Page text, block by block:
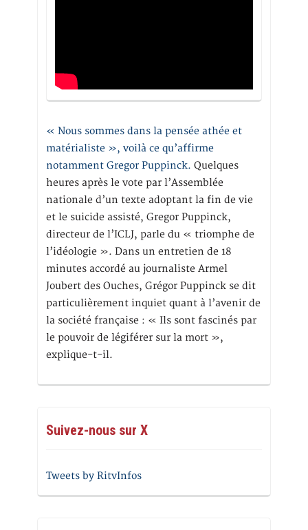
« Nous sommes dans la pensée athée et
matérialiste », voilà ce qu’affirme
notamment Gregor Puppinck. Quelques
heures après le vote par l’Assemblée
nationale d’un texte adoptant la fin de vie
et le suicide assisté, Gregor Puppinck,
directeur de l’ICLJ, parle du « triomphe de
l’idéologie ». Dans un entretien de 18
minutes accordé au journaliste Armel
Joubert des Ouches, Grégor Puppinck se dit
particulièrement inquiet quant à l’avenir de
la société française : « Ils sont fascinés par
le pouvoir de légiférer sur la mort »,
explique-t-il.
Suivez-nous sur X
Tweets by RitvInfos